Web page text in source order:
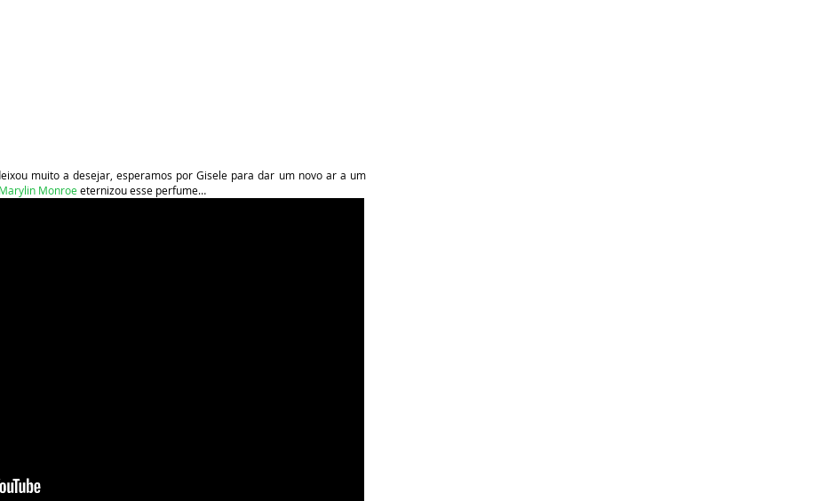
muito a desejar, esperamos por Gisele para dar um novo ar a um
Marylin Monroe eternizou esse perfume…